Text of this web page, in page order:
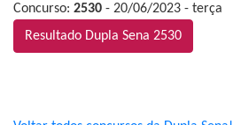
Concurso: 2530 - 20/06/2023 - terça
Resultado Dupla Sena 2530